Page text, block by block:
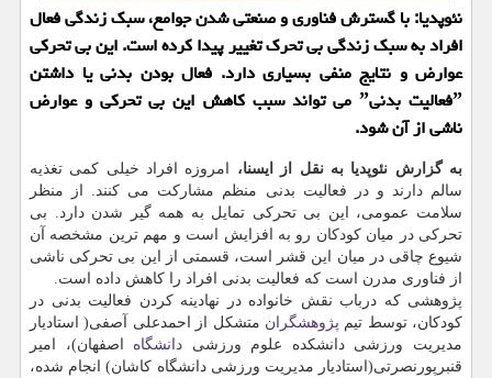
نئوپدیا: با گسترش فناوری و صنعتی شدن جوامع، سبك زندگی فعال
افراد به سبك زندگی بی تحرك تغییر پیدا كرده است. این بی تحركی
عوارض و نتایج منفی بسیاری دارد. فعال بودن بدنی یا داشتن
ˮفعالیت بدنیˮ می تواند سبب كاهش این بی تحركی و عوارض
ناشی از آن شود.
به گزارش نئوپدیا به نقل از ایسنا، امروزه افراد خیلی كمی تغذیه
سالم دارند و در فعالیت بدنی منظم مشاركت می كنند. از منظر
سلامت عمومی، این بی تحركی تمایل به همه گیر شدن دارد. بی
تحركی در میان كودكان رو به افزایش است و مهم ترین مشخصه آن
شیوع چاقی در میان این قشر است، قسمتی از این بی تحركی ناشی
از فناوری مدرن است كه فعالیت بدنی افراد را كاهش داده است.
پژوهشی كه درباب نقش خانواده در نهادینه كردن فعالیت بدنی در
كودكان، توسط تیم پژوهشگران متشكل از احمدعلی آصفی( استادیار
مدیریت ورزشی دانشكده علوم ورزشی دانشگاه اصفهان)، امیر
قنبرپورنصرتی(استادیار مدیریت ورزشی دانشگاه كاشان) انجام شده،